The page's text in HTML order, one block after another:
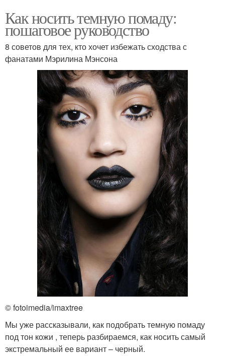
Как носить темную помаду:
пошаговое руководство
8 советов для тех, кто хочет избежать сходства с
фанатами Мэрилина Мэнсона
© fotoimedia/imaxtree
Мы уже рассказывали, как подобрать темную помаду
под тон кожи , теперь разбираемся, как носить самый
экстремальный ее вариант – черный.